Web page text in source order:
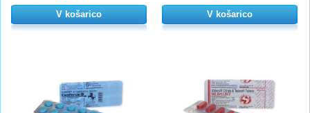
V košarico V košarico